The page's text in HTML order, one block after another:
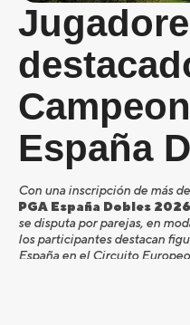
España
Con una inscripción de más
PGA España Dobles 2026
se disputa por parejas, en
los participantes destacan
España en el Circuito